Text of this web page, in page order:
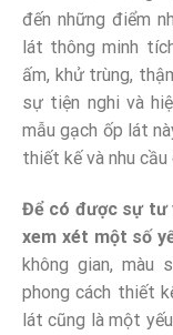
đến những điểm
lát thông minh
ấm, khử trùng,
sự tiện nghi và
mẫu gạch ốp lát
thiết kế và nhu cầu
Để có được sự tư
xem xét một số
không gian, màu
phong cách thiết
lát cũng là một